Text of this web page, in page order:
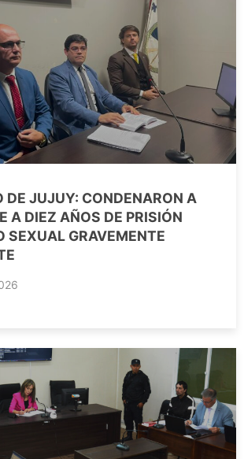
DE JUJUY: CONDENARON A
A DIEZ AÑOS DE PRISIÓN
SEXUAL GRAVEMENTE